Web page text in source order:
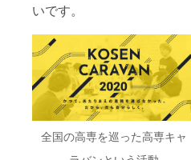
いです。
全国の高専を巡った高専キャ